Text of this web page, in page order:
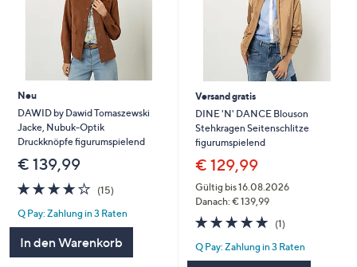
Neu
DAWID by Dawid Tomaszewski
Jacke, Nubuk-Optik
Druckknöpfe figurumspielend
€ 139,99
4.1
von
5
(15)15
Q Pay: Zahlung in 3 Raten
In den Warenkorb
Versand gratis
DINE 'N' DANCE Blouson
Stehkragen Seitenschlitze
figurumspielend
€ 129,99
Gültig bis 16.08.2026
Danach: € 139,99
5.0
von
5
(1)1
Q Pay: Zahlung in 3 Raten